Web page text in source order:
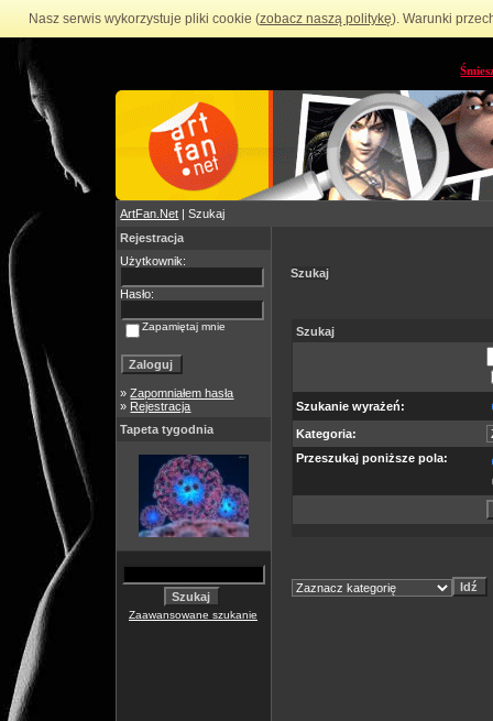
Nasz serwis wykorzystuje pliki cookie (zobacz naszą politykę). Warunki
ArtFan.Net | Szukaj
Rejestracja
Użytkownik:
Hasło:
Zapamiętaj mnie
»Zapomniałem hasła
» Rejestracja
Tapeta tygodnia
Zaawansowane szukanie
Szukaj
Szukaj
Szukanie wyrażeń:
Kategoria:
Przeszukaj poniższe pola: